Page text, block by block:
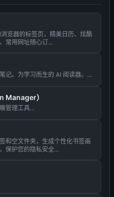
览器的标签页，精美日历、炫酷
常用网址随心订...
记。为学习而生的 AI 阅读器。...
Manager）
管理工具...
和空文件夹，生成个性化书签画
保护您的隐私安全...